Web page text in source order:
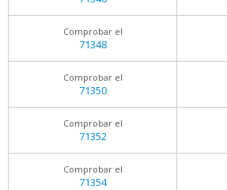
Comprobar el
71348
Comprobar el
71350
Comprobar el
71352
Comprobar el
71354